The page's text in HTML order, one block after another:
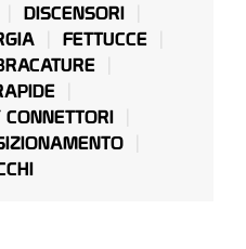
DISCENSORI
FETTUCCE